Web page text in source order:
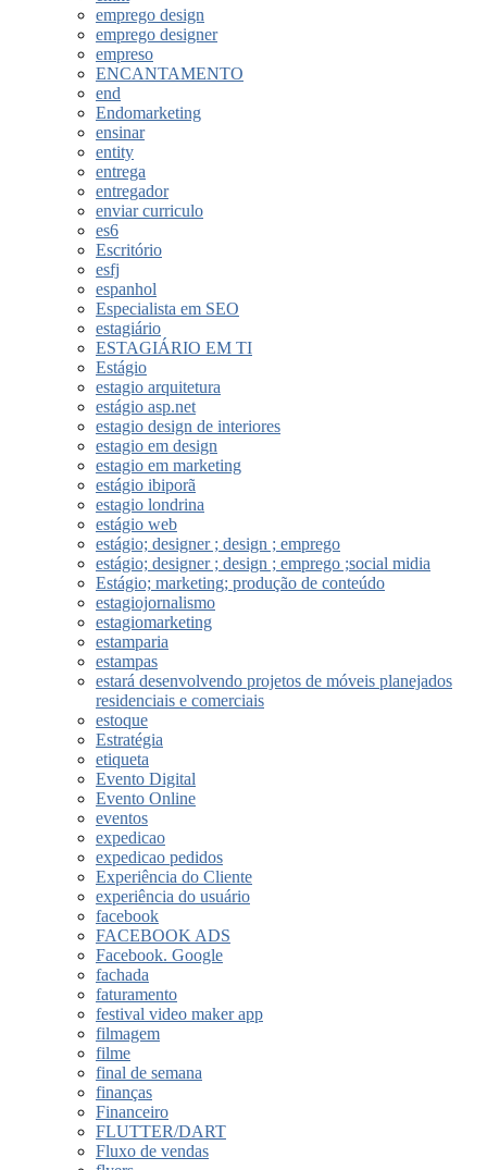
emprego design
emprego designer
empreso
ENCANTAMENTO
end
Endomarketing
ensinar
entity
entrega
entregador
enviar curriculo
es6
Escritório
esfj
espanhol
Especialista em SEO
estagiário
ESTAGIÁRIO EM TI
Estágio
estagio arquitetura
estágio asp.net
estagio design de interiores
estagio em design
estagio em marketing
estágio ibiporã
estagio londrina
estágio web
estágio; designer ; design ; emprego
estágio; designer ; design ; emprego ;social midia
Estágio; marketing; produção de conteúdo
estagiojornalismo
estagiomarketing
estamparia
estampas
estará desenvolvendo projetos de móveis planejados
residenciais e comerciais
estoque
Estratégia
etiqueta
Evento Digital
Evento Online
eventos
expedicao
expedicao pedidos
Experiência do Cliente
experiência do usuário
facebook
FACEBOOK ADS
Facebook. Google
fachada
faturamento
festival video maker app
filmagem
filme
final de semana
finanças
Financeiro
FLUTTER/DART
Fluxo de vendas